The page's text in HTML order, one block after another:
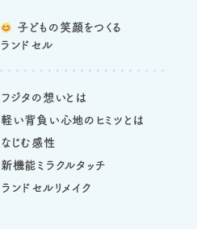
子どもの笑顔をつくる
ランドセル
フジタの想いとは
軽い背負い心地のヒミツとは
なじむ感性
新機能ミラクルタッチ
ランドセルリメイク